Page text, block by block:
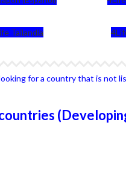
Tailandia
for a country that is not